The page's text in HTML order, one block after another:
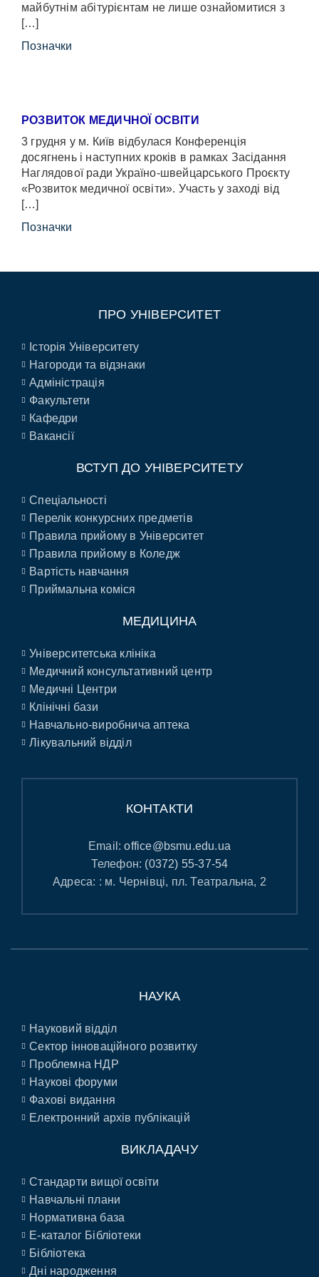
майбутнім абітурієнтам не лише ознайомитися з
[…]
Позначки
РОЗВИТОК МЕДИЧНОЇ ОСВІТИ
3 грудня у м. Київ відбулася Конференція
досягнень і наступних кроків в рамках Засідання
Наглядової ради Україно-швейцарського Проєкту
«Розвиток медичної освіти». Участь у заході від
[…]
Позначки
ПРО УНІВЕРСИТЕТ
Історія Університету
Нагороди та відзнаки
Адміністрація
Факультети
Кафедри
Вакансії
ВСТУП ДО УНІВЕРСИТЕТУ
Спеціальності
Перелік конкурсних предметів
Правила прийому в Університет
Правила прийому в Коледж
Вартість навчання
Приймальна коміся
МЕДИЦИНА
Університетська клініка
Медичний консультативний центр
Медичні Центри
Клінічні бази
Навчально-виробнича аптека
Лікувальний відділ
КОНТАКТИ
Email:office@bsmu.edu.ua
Телефон: (0372) 55-37-54
Адреса: : м. Чернівці, пл. Театральна, 2
НАУКА
Науковий відділ
Сектор інноваційного розвитку
Проблемна НДР
Наукові форуми
Фахові видання
Електронний архів публікацій
ВИКЛАДАЧУ
Стандарти вищої освіти
Навчальні плани
Нормативна база
E-каталог Бібліотеки
Бібліотека
Дні народження